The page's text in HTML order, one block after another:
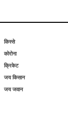
किस्से
कोरोना
क्रिकेट
जय किसान
जय जवान